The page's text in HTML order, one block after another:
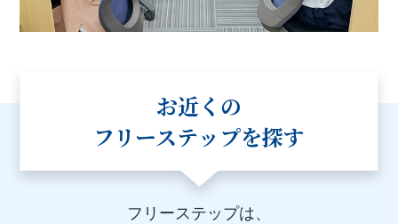
お近くの
フリーステップを探す
フリーステップは、